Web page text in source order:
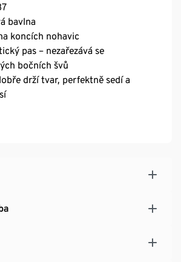
bavlna
koncích nohavic
pas – nezařezává se
bočních švů
drží tvar, perfektně sedí a
in conversion, certifikováno